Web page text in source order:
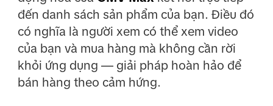
đến danh sách sản phẩm của bạn. Điều đó
có nghĩa là người xem có thể xem video
của bạn và mua hàng mà không cần rời
khỏi ứng dụng — giải pháp hoàn hảo để
bán hàng theo cảm hứng.